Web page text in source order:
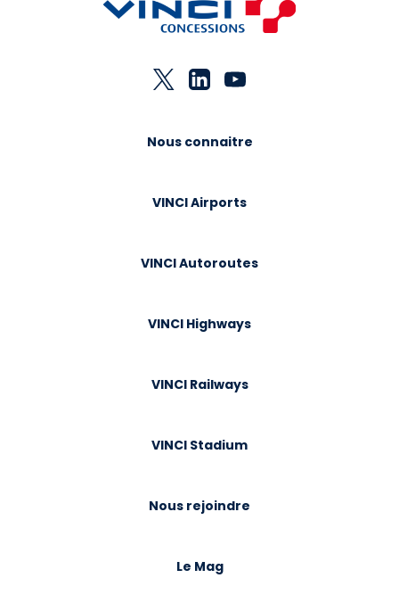
Nous connaitre
VINCI Airports
VINCI Autoroutes
VINCI Highways
VINCI Railways
VINCI Stadium
Nous rejoindre
Le Mag